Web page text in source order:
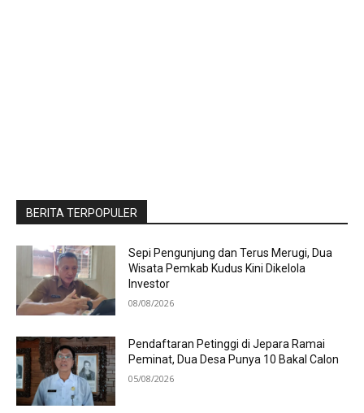
BERITA TERPOPULER
Sepi Pengunjung dan Terus Merugi, Dua
Wisata Pemkab Kudus Kini Dikelola
Investor
08/08/2026
Pendaftaran Petinggi di Jepara Ramai
Peminat, Dua Desa Punya 10 Bakal Calon
05/08/2026